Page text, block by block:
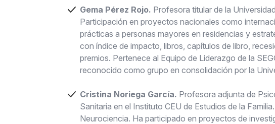
Gema Pérez Rojo. Profesora titular de la
Participación en proyectos nacionales como
prácticas a personas mayores en residencias y
con índice de impacto, libros, capítulos de libro,
premios. Pertenece al Equipo de Liderazgo de la
reconocido como grupo en consolidación por la
Cristina Noriega García. Profesora adjunta de
Sanitaria en el Instituto CEU de Estudios de la
Neurociencia. Ha participado en proyectos de